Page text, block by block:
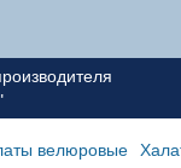
велюровые